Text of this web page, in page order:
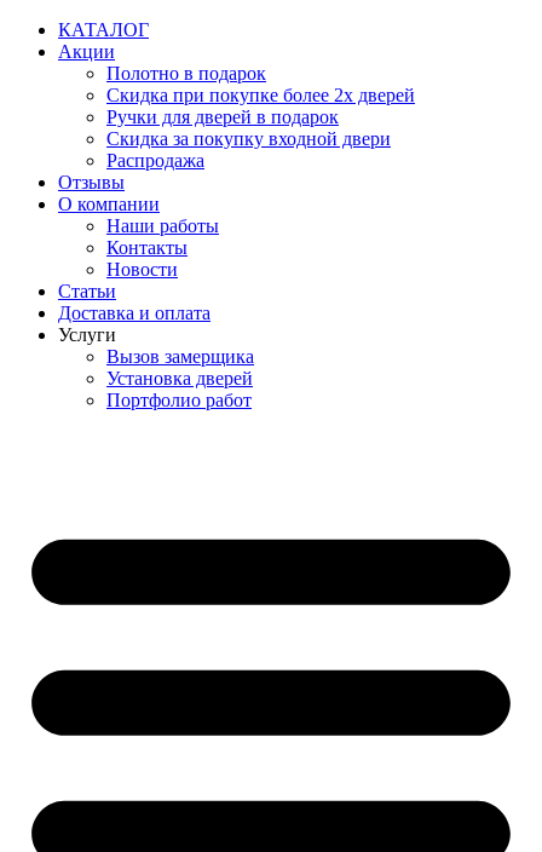
Перейти
содержимому
КАТАЛОГ
Акции
Полотно в подарок
Скидка при покупке более 2х дверей
Ручки для дверей в подарок
Скидка за покупку входной двери
Распродажа
Отзывы
О компании
Наши работы
Контакты
Новости
Статьи
Доставка и оплата
Услуги
Вызов замерщика
Установка дверей
Портфолио работ